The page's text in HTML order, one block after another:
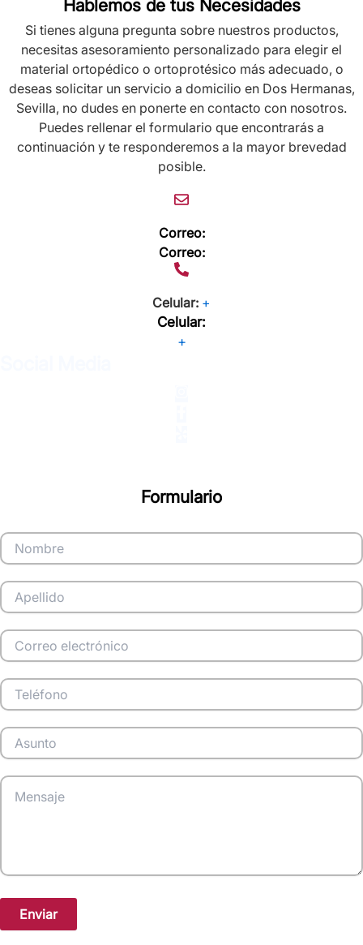
Hablemos de tus Necesidades
Si tienes alguna pregunta sobre nuestros productos,
necesitas asesoramiento personalizado para elegir el
material ortopédico o ortoprotésico más adecuado, o
deseas solicitar un servicio a domicilio en Dos Hermanas,
Sevilla, no dudes en ponerte en contacto con nosotros.
Puedes rellenar el formulario que encontrarás a
continuación y te responderemos a la mayor brevedad
posible.
Correo:
Correo:
Celular: +
Celular:
+
Formulario
Enviar